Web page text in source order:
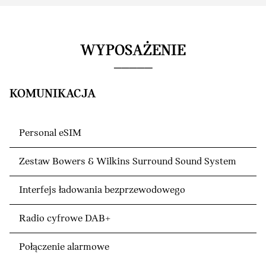
WYPOSAŻENIE
KOMUNIKACJA
Personal eSIM
Zestaw Bowers & Wilkins Surround Sound System
Interfejs ładowania bezprzewodowego
Radio cyfrowe DAB+
Połączenie alarmowe